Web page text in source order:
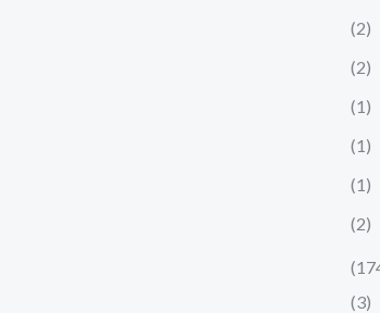
(2)
(2)
(1)
(1)
(1)
(2)
(3)